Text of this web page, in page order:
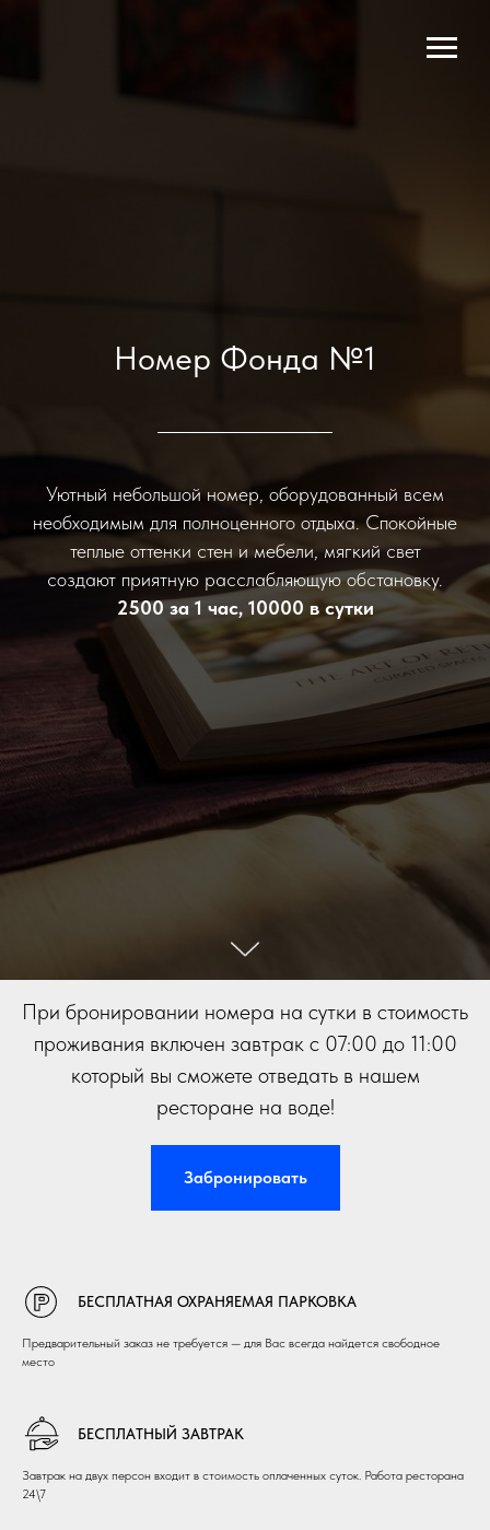
Номер Фонда №1
Уютный небольшой номер, оборудованный всем
необходимым для полноценного отдыха. Спокойные
теплые оттенки стен и мебели, мягкий свет
создают приятную расслабляющую обстановку.
2500 за 1 час, 10000 в сутки
При бронировании номера на сутки в стоимость
проживания включен завтрак с 07:00 до 11:00
который вы сможете отведать в нашем
ресторане на воде!
Забронировать
БЕСПЛАТНАЯ ОХРАНЯЕМАЯ ПАРКОВКА
Предварительный заказ не требуется — для Вас всегда найдется свободное
место
БЕСПЛАТНЫЙ ЗАВТРАК
Завтрак на двух персон входит в стоимость оплаченных суток. Работа ресторана
24\7